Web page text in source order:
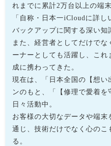
れまでに累計2万台以上の端
「自称・日本一iCloudに詳
バックアップに関する深い知
また、経営者としてだけで
ーナーとしても活躍し、これ
成に携わってきた。
現在は、「日本全国の【想い
ンのもと、「【修理で愛着
日々活動中。
お客様の大切なデータや端
通じ、技術だけでなく心の
る。